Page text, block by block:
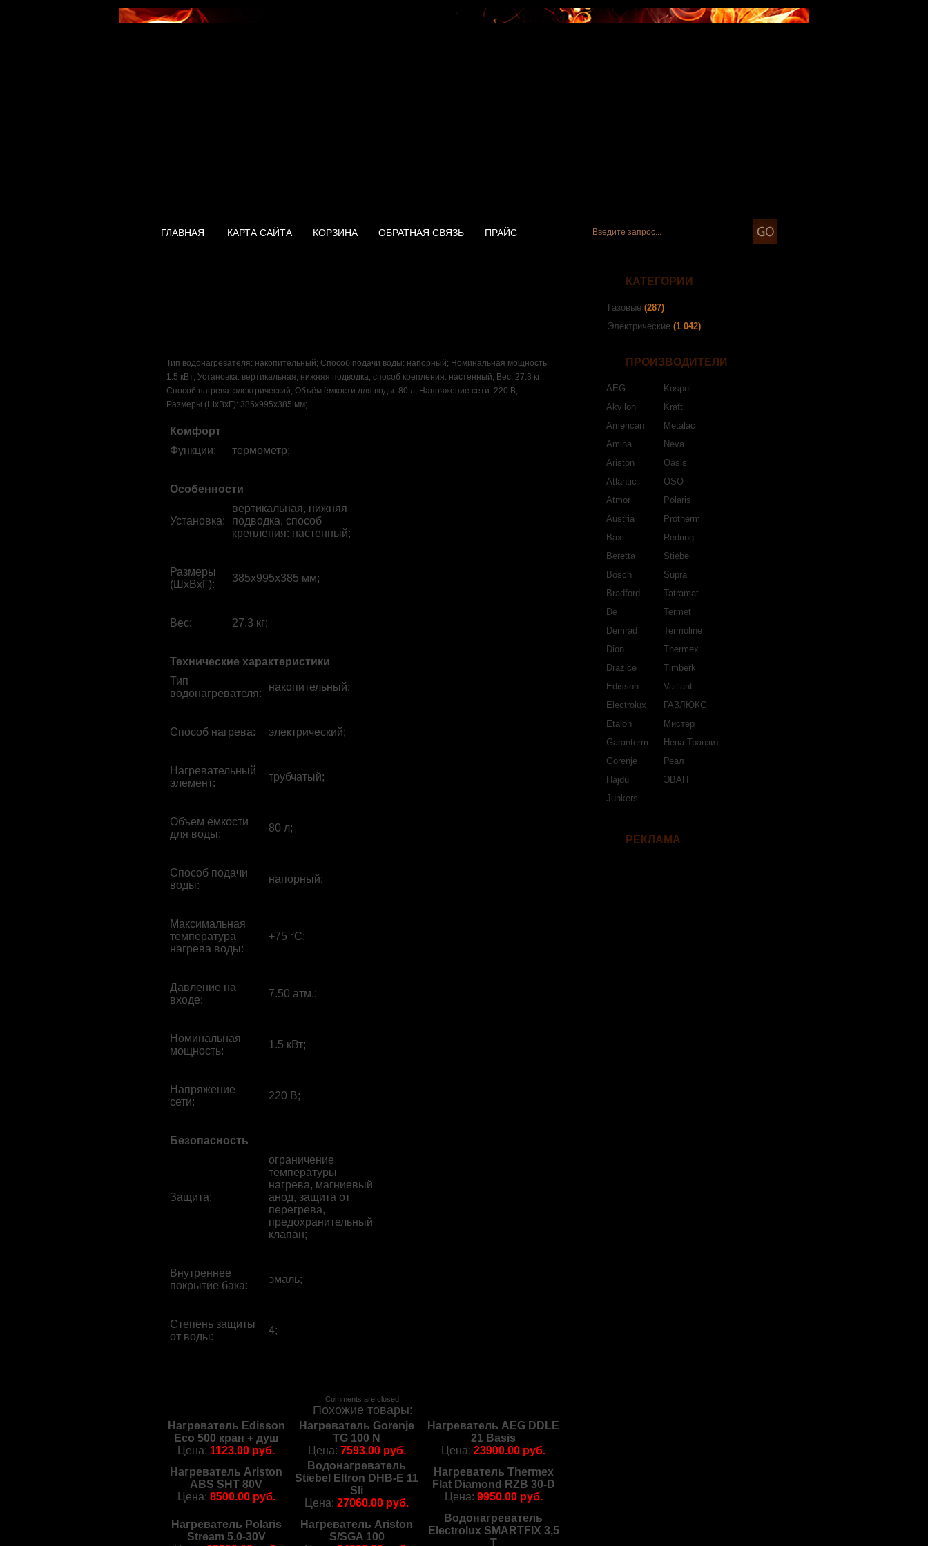
ГЛАВНАЯ КАРТА САЙТА КОРЗИНА ОБРАТНАЯ СВЯЗЬ ПРАЙС
Тип водонагревателя: накопительный; Способ подачи воды: напорный; Номинальная мощность:
1.5 кВт; Установка: вертикальная, нижняя подводка, способ крепления: настенный; Вес: 27.3 кг;
Способ нагрева: электрический; Объём ёмкости для воды: 80 л; Напряжение сети: 220 В;
Размеры (ШхВхГ): 385x995x385 мм;
Комфорт
Функции: термометр;
Особенности
Установка:
вертикальная, нижняя
подводка, способ
крепления: настенный;
Размеры
(ШхВхГ):
385x995x385 мм;
Вес: 27.3 кг;
Технические характеристики
Тип
водонагревателя:
накопительный;
Способ нагрева: электрический;
Нагревательный
элемент:
трубчатый;
Объем емкости
для воды:
80 л;
Способ подачи
воды:
напорный;
Максимальная
температура
нагрева воды:
+75 °С;
Давление на
входе:
7.50 атм.;
Номинальная
мощность:
1.5 кВт;
Напряжение
сети:
220 В;
Безопасность
Защита:
ограничение
температуры
нагрева, магниевый
анод, защита от
перегрева,
предохранительный
клапан;
Внутреннее
покрытие бака:
эмаль;
Степень защиты
от воды:
4;
Comments are closed.
Похожие товары:
Нагреватель Edisson
Eco 500 кран + душ
Цена: 1123.00 руб.
Нагреватель Gorenje
TG 100 N
Цена: 7593.00 руб.
Нагреватель AEG DDLE
21 Basis
Цена: 23900.00 руб.
Нагреватель Ariston
ABS SHT 80V
Цена: 8500.00 руб.
Водонагреватель
Stiebel Eltron DHB-E 11
Sli
Цена: 27060.00 руб.
Нагреватель Thermex
Flat Diamond RZB 30-D
Цена: 9950.00 руб.
Нагреватель Polaris
Stream 5,0-30V
Нагреватель Ariston
S/SGA 100
Водонагреватель
Electrolux SMARTFIX 3,5
T
КАТЕГОРИИ
Газовые(287)
Электрические(1 042)
ПРОИЗВОДИТЕЛИ
AEG
Akvilon
American
Amina
Ariston
Atlantic
Atmor
Austria
Baxi
Beretta
Bosch
Bradford
De
Demrad
Dion
Drazice
Edisson
Electrolux
Etalon
Garanterm
Gorenje
Hajdu
Junkers
Kospel
Kraft
Metalac
Neva
Oasis
OSO
Polaris
Protherm
Redring
Stiebel
Supra
Tatramat
Termet
Termoline
Thermex
Timberk
Vaillant
ГАЗЛЮКС
Мистер
Нева-Транзит
Реал
ЭВАН
РЕКЛАМА